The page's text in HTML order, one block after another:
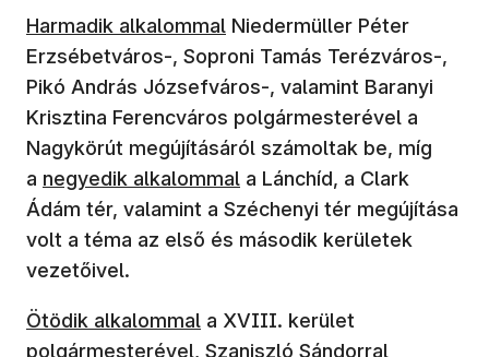
Harmadik alkalommal Niedermüller Péter
Erzsébetváros-, Soproni Tamás Terézváros-,
Pikó András Józsefváros-, valamint Baranyi
Krisztina Ferencváros polgármesterével a
Nagykörút megújításáról számoltak be, míg
a negyedik alkalommal a Lánchíd, a Clark
Ádám tér, valamint a Széchenyi tér megújítása
volt a téma az első és második kerületek
vezetőivel.
Ötödik alkalommal a XVIII. kerület
polgármesterével, Szaniszló Sándorral